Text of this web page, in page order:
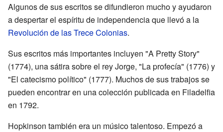
Algunos de sus escritos se difundieron mucho y ayudaron
a despertar el espíritu de independencia que llevó a la
Revolución de las Trece Colonias.
Sus escritos más importantes incluyen "A Pretty Story"
(1774), una sátira sobre el rey Jorge, "La profecía" (1776) y
"El catecismo político" (1777). Muchos de sus trabajos se
pueden encontrar en una colección publicada en Filadelfia
en 1792.
Hopkinson también era un músico talentoso. Empezó a